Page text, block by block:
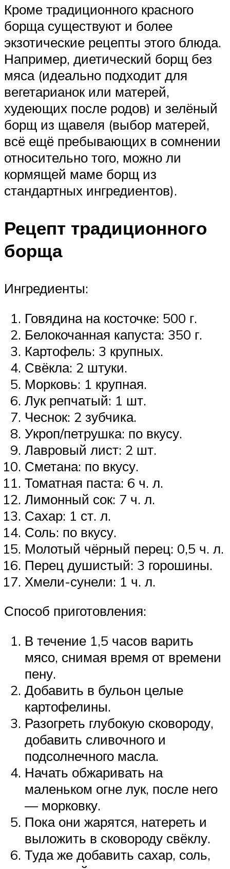
Кроме традиционного красного
борща существуют и более
экзотические рецепты этого блюда.
Например, диетический борщ без
мяса (идеально подходит для
вегетарианок или матерей,
худеющих после родов) и зелёный
борщ из щавеля (выбор матерей,
всё ещё пребывающих в сомнении
относительно того, можно ли
кормящей маме борщ из
стандартных ингредиентов).
Рецепт традиционного
борща
Ингредиенты:
Говядина на косточке: 500 г.
Белокочанная капуста: 350 г.
Картофель: 3 крупных.
Свёкла: 2 штуки.
Морковь: 1 крупная.
Лук репчатый: 1 шт.
Чеснок: 2 зубчика.
Укроп/петрушка: по вкусу.
Лавровый лист: 2 шт.
Сметана: по вкусу.
Томатная паста: 6 ч. л.
Лимонный сок: 7 ч. л.
Сахар: 1 ст. л.
Соль: по вкусу.
Молотый чёрный перец: 0,5 ч. л.
Перец душистый: 3 горошины.
Хмели-сунели: 1 ч. л.
Способ приготовления:
В течение 1,5 часов варить
мясо, снимая время от времени
пену.
Добавить в бульон целые
картофелины.
Разогреть глубокую сковороду,
добавить сливочного и
подсолнечного масла.
Начать обжаривать на
маленьком огне лук, после него
— морковку.
Пока они жарятся, натереть и
выложить в сковороду свёклу.
Туда же добавить сахар, соль,